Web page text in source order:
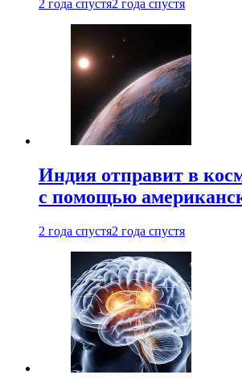
2 года спустя2 года спустя
Индия отправит в
с помощью
2 года спустя2 года спустя